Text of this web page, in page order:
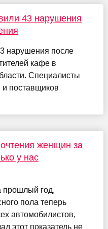
43 нарушения
нарушения после
кафе в
Специалисты
и поставщиков
женщин за
у нас
год,
пола теперь
автомобилистов,
этот показатель не